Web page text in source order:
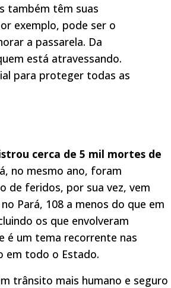
também têm suas
exemplo, pode ser o
a passarela. Da
está atravessando.
para proteger todas as
cerca de 5 mil mortes de
no mesmo ano, foram
de feridos, por sua vez, vem
Pará, 108 a menos do que em
os que envolveram
é um tema recorrente nas
em todo o Estado.
trânsito mais humano e seguro